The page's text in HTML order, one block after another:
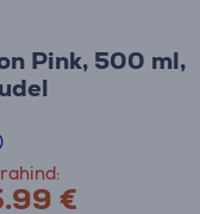
Pink, 500 ml,
€